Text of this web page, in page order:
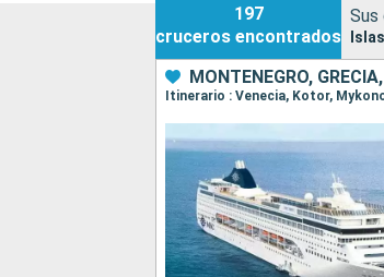
197
cruceros encontrados
Sus
MONTENEGRO,
Itinerario : Venecia, Kotor,